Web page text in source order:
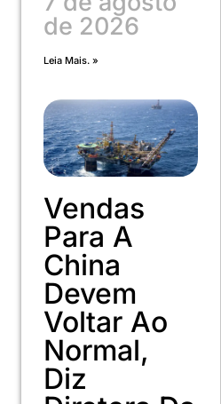
de 2026
Leia Mais. »
Vendas
Para A
China
Devem
Voltar Ao
Normal,
Diz